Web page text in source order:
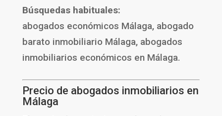
Búsquedas habituales:
abogados económicos Málaga, abogado
barato inmobiliario Málaga, abogados
inmobiliarios económicos en Málaga.
Precio de abogados inmobiliarios en
Málaga